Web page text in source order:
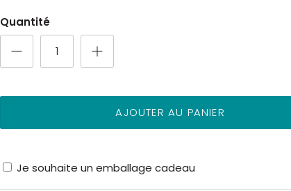
Quantité
AJOUTER AU PANIER
Je souhaite un emballage cadeau